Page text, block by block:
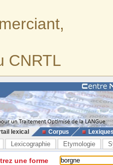
CNRTL
lexical Corpus
Lexicographie Etymologie
une forme